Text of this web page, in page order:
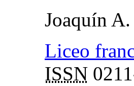
Joaquín
Liceo
ISSN